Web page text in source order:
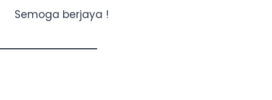
Semoga berjaya !